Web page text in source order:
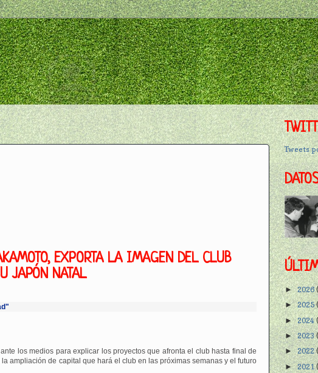
EXPORTA LA IMAGEN DEL CLUB
JAPÓN NATAL
los medios para explicar los proyectos que afronta el club hasta final de
ampliación de capital que hará el club en las próximas semanas y el futuro
Tweets
►2026
►2025
►2024
►2023
►2022
►2021